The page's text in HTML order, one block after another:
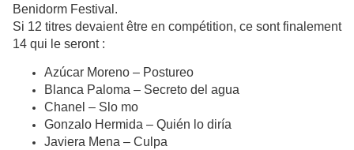
Benidorm Festival.
Si 12 titres devaient être en compétition, ce sont finalement
14 qui le seront :
Azúcar Moreno – Postureo
Blanca Paloma – Secreto del agua
Chanel – Slo mo
Gonzalo Hermida – Quién lo diría
Javiera Mena – Culpa